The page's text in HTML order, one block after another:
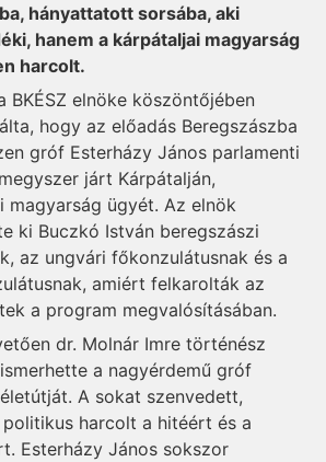
hányattatott sorsába, aki
hanem a kárpátaljai magyarság
harcolt.
BKÉSZ elnöke köszöntőjében
hogy az előadás Beregszászba
gróf Esterházy János parlamenti
járt Kárpátalján,
magyarság ügyét. Az elnök
ki Buczkó István beregszászi
az ungvári főkonzulátusnak és a
amiért felkarolták az
a program megvalósításában.
dr. Molnár Imre történész
a nagyérdemű gróf
A sokat szenvedett,
harcolt a hitéért és a
Esterházy János sokszor